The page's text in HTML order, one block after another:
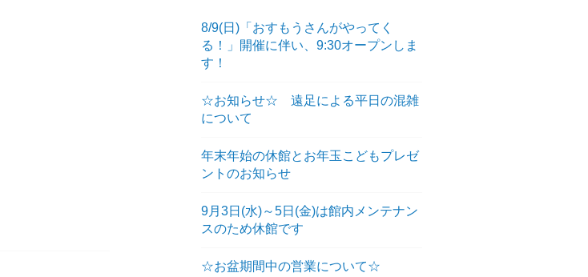
8/9(日)「おすもうさんがやってく
る！」開催に伴い、9:30オープンしま
す！
☆お知らせ☆ 遠足による平日の混雑
について
年末年始の休館とお年玉こどもプレゼ
ントのお知らせ
9月3日(水)～5日(金)は館内メンテナン
スのため休館です
☆お盆期間中の営業について☆